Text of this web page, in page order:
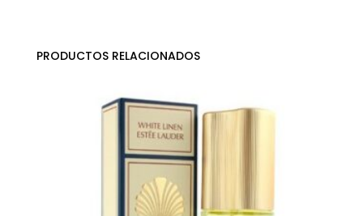
PRODUCTOS RELACIONADOS